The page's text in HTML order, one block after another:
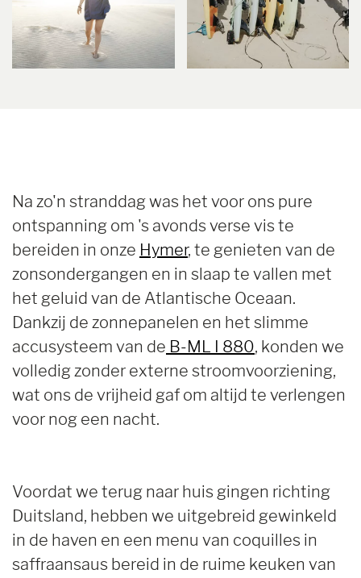
Na zo'n stranddag was het voor ons pure
ontspanning om 's avonds verse vis te
bereiden in onze Hymer, te genieten van de
zonsondergangen en in slaap te vallen met
het geluid van de Atlantische Oceaan.
Dankzij de zonnepanelen en het slimme
accusysteem van de B-ML I 880, konden we
volledig zonder externe stroomvoorziening,
wat ons de vrijheid gaf om altijd te verlengen
voor nog een nacht.
Voordat we terug naar huis gingen richting
Duitsland, hebben we uitgebreid gewinkeld
in de haven en een menu van coquilles in
saffraansaus bereid in de ruime keuken van